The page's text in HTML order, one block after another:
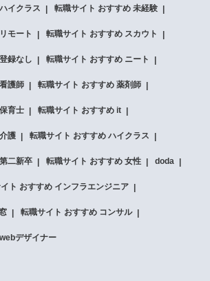
イクラス 転職サイト おすすめ 未経験
モート 転職サイト おすすめ スカウト
録なし 転職サイト おすすめ ニート
護師 転職サイト おすすめ 薬剤師
育士 転職サイト おすすめ it
護 転職サイト おすすめ ハイクラス
二新卒 転職サイト おすすめ 女性 doda
ト おすすめ インフラエンジニア
転職サイト おすすめ コンサル
デザイナー